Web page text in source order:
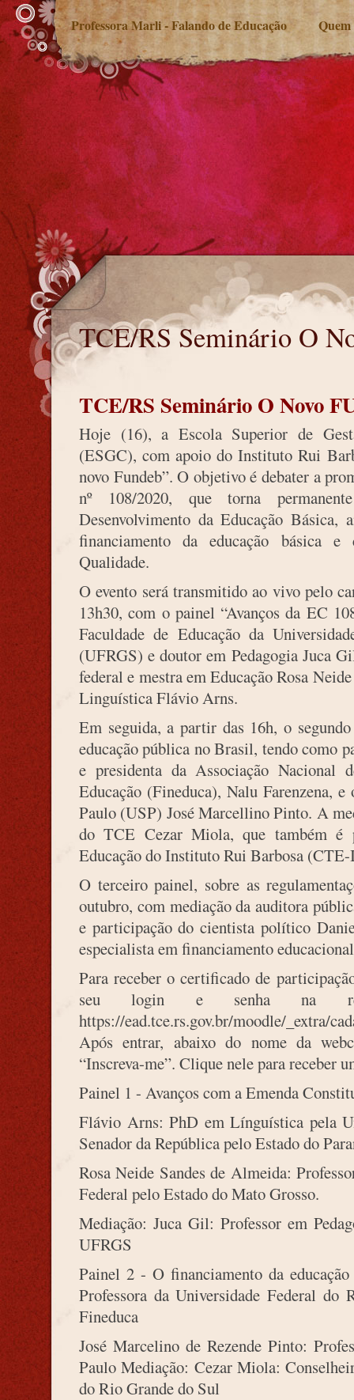
Professora Marli - Falando de Educação Quem
TCE/RS Seminário O
TCE/RS Seminário O Novo FUNDEB
TCE/RS Seminário O Novo
Hoje (16), a Escola Superior de
(ESGC), com apoio do Instituto Rui
novo Fundeb”. O objetivo é debater a
nº 108/2020, que torna
Desenvolvimento da Educação
financiamento da educação básica
Qualidade.
O evento será transmitido ao vivo pelo
13h30, com o painel “Avanços da EC
Faculdade de Educação da
(UFRGS) e doutor em Pedagogia Juca
federal e mestra em Educação Rosa
Linguística Flávio Arns.
Em seguida, a partir das 16h, o
educação pública no Brasil, tendo como
e presidenta da Associação Nacional
Educação (Fineduca), Nalu Farenzena,
Paulo (USP) José Marcellino Pinto. A
do TCE Cezar Miola, que também é
Educação do Instituto Rui Barbosa
O terceiro painel, sobre as
outubro, com mediação da auditora
e participação do cientista político
especialista em financiamento
Para receber o certificado de
seu login e senha na
https://ead.tce.rs.gov.br/moodle/_extra/
Após entrar, abaixo do nome da
“Inscreva-me”. Clique nele para receber
Painel 1 - Avanços com a Emenda
Flávio Arns: PhD em Línguística pela
Senador da República pelo Estado do
Rosa Neide Sandes de Almeida:
Federal pelo Estado do Mato Grosso.
Mediação: Juca Gil: Professor em
UFRGS
Painel 2 - O financiamento da
Professora da Universidade Federal
Fineduca
José Marcelino de Rezende Pinto:
Paulo Mediação: Cezar Miola:
do Rio Grande do Sul